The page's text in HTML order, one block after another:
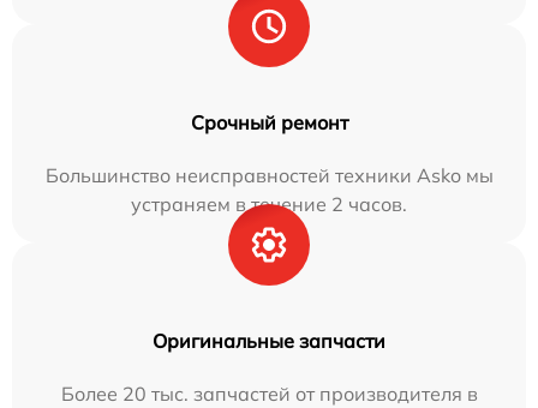
Срочный ремонт
Большинство неисправностей техники Asko мы
устраняем в течение 2 часов.
Оригинальные запчасти
Более 20 тыс. запчастей от производителя в